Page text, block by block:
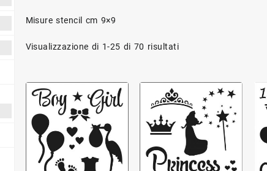
Misure stencil cm 9×9
Visualizzazione di 1-25 di 70 risultati